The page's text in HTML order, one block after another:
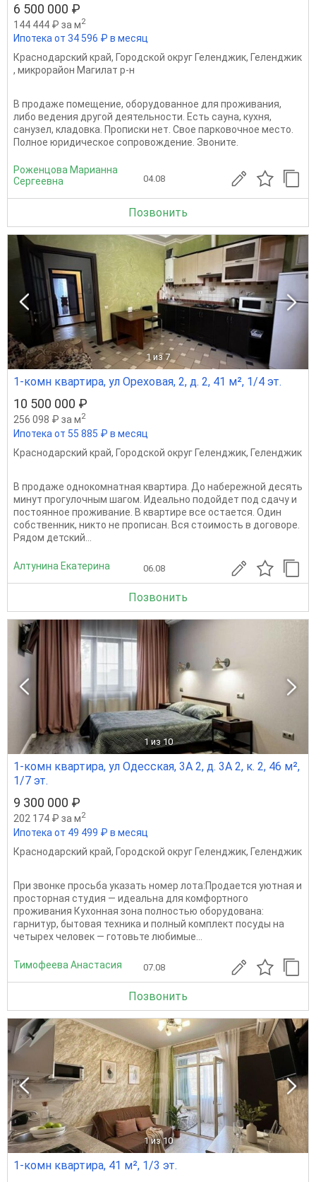
6 500 000 ₽
144 444 ₽ за м2
Ипотека от 34 596 ₽ в месяц
Краснодарский край, Городской округ Геленджик, Геленджик
, микрорайон Магилат р-н
В продаже помещение, оборудованное для проживания,
либо ведения другой деятельности. Есть сауна, кухня,
санузел, кладовка. Прописки нет. Свое парковочное место.
Полное юридическое сопровождение. Звоните.
Роженцова Марианна
Сергеевна
04.08
Позвонить
1 из 7
1-комн квартира, ул Ореховая, 2, д. 2, 41 м², 1/4 эт.
10 500 000 ₽
256 098 ₽ за м2
Ипотека от 55 885 ₽ в месяц
Краснодарский край, Городской округ Геленджик, Геленджик
В продаже однокомнатная квартира. До набережной десять
минут прогулочным шагом. Идеально подойдет под сдачу и
постоянное проживание. В квартире все остается. Один
собственник, никто не прописан. Вся стоимость в договоре.
Рядом детский...
Алтунина Екатерина 06.08
Позвонить
1 из 10
1-комн квартира, ул Одесская, 3А 2, д. 3А 2, к. 2, 46 м²,
1/7 эт.
9 300 000 ₽
202 174 ₽ за м2
Ипотека от 49 499 ₽ в месяц
Краснодарский край, Городской округ Геленджик, Геленджик
При звонке просьба указать номер лота:Продается уютная и
просторная студия — идеальна для комфортного
проживания Кухонная зона полностью оборудована:
гарнитур, бытовая техника и полный комплект посуды на
четырех человек — готовьте любимые...
Тимофеева Анастасия 07.08
Позвонить
1 из 10
1-комн квартира, 41 м², 1/3 эт.